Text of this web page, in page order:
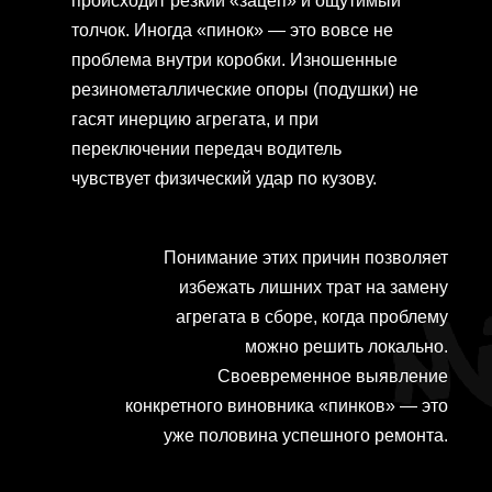
толчок. Иногда «пинок» — это вовсе не
проблема внутри коробки. Изношенные
резинометаллические опоры (подушки) не
гасят инерцию агрегата, и при
переключении передач водитель
чувствует физический удар по кузову.
Понимание этих причин позволяет
избежать лишних трат на замену
агрегата в сборе, когда проблему
можно решить локально.
Своевременное выявление
конкретного виновника «пинков» — это
уже половина успешного ремонта.